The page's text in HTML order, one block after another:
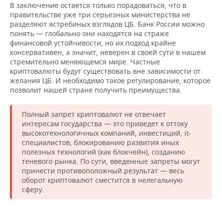
В заключение остается только порадоваться, что в
правительстве уже три серьезных министерства не
разделяют ястребиных взглядов ЦБ. Банк России можно
понять — глобально они находятся на страже
финансовой устойчивости, но их подход крайне
консервативен, а значит, неверен в своей сути в нашем
стремительно меняющемся мире. Частные
криптовалюты будут существовать вне зависимости от
желания ЦБ. И необходимо такое регулирование, которое
позволит нашей стране получить преимущества.
Полный запрет криптовалют не отвечает
интересам государства — это приведет к оттоку
высокотехнологичных компаний, инвестиций, it-
специалистов, блокированию развития иных
полезных технологий (как блокчейн), созданию
теневого рынка. По сути, введенные запреты могут
принести противоположный результат — весь
оборот криптовалют сместится в нелегальную
сферу.